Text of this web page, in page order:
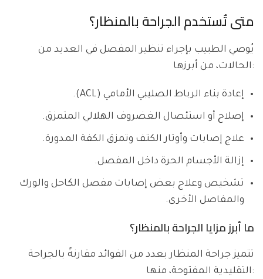
متى تُستخدم الجراحة بالمنظار؟
يُوصي الطبيب بإجراء تنظير المفصل في العديد من
الحالات، من أبرزها:
إعادة بناء الرباط الصليبي الأمامي (ACL).
إصلاح أو استئصال الغضروف الهلالي المتمزق.
علاج إصابات وأوتار الكتف وتمزق الكفة المدورة.
إزالة الأجسام الحرة داخل المفصل.
تشخيص وعلاج بعض إصابات مفصل الكاحل والورك
والمفاصل الأخرى.
ما أبرز مزايا الجراحة بالمنظار؟
تتميز جراحة المنظار بعدد من الفوائد مقارنةً بالجراحة
التقليدية المفتوحة، منها: